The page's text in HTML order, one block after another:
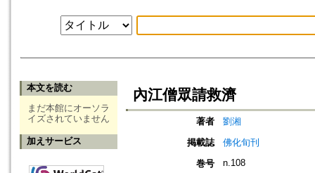
本文を読む
まだ本館にオーソラ
イズされていません
加えサービス
內江僧眾請救濟
著者
劉湘
掲載誌
佛化旬刊
巻号
n.108